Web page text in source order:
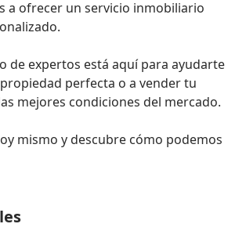
a ofrecer un servicio inmobiliario
de expertos está aquí para ayudarte
perfecta o a vender tu
mejores condiciones del mercado.
mismo y descubre cómo podemos